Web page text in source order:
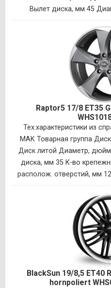
Вылет диска, мм 45
Raptor5 17/8 ET35
Тех.характеристики из
MAK Товарная группа
Диск литой Диаметр,
диска, мм 35 К-во
располож. отверстий, мм
BlackSun 19/8,5 ET40
hornpoliert